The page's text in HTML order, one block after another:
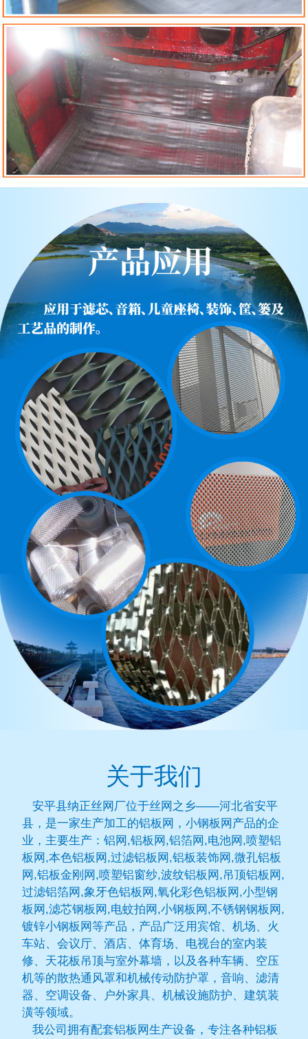
关于我们
安平县纳正丝网厂位于丝网之乡——河北省安平
县，是一家生产加工的铝板网，小钢板网产品的企
业，主要生产：铝网,铝板网,铝箔网,电池网,喷塑铝
板网,本色铝板网,过滤铝板网,铝板装饰网,微孔铝板
网,铝板金刚网,喷塑铝窗纱,波纹铝板网,吊顶铝板网,
过滤铝箔网,象牙色铝板网,氧化彩色铝板网,小型钢
板网,滤芯钢板网,电蚊拍网,小钢板网,不锈钢钢板网,
镀锌小钢板网等产品，产品广泛用宾馆、机场、火
车站、会议厅、酒店、体育场、电视台的室内装
修、天花板吊顶与室外幕墙，以及各种车辆、空压
机等的散热通风罩和机械传动防护罩，音响、滤清
器、空调设备、户外家具、机械设施防护、建筑装
潢等领域。
我公司拥有配套铝板网生产设备，专注各种铝板